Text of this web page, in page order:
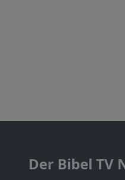
Der Bibel TV